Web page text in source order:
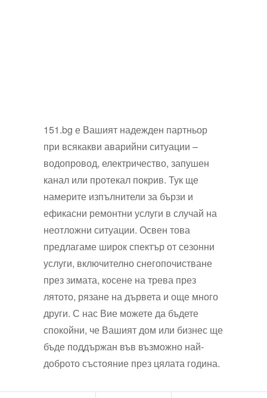
151.bg е Вашият надежден партньор
при всякакви аварийни ситуации –
водопровод, електричество, запушен
канал или протекал покрив. Тук ще
намерите изпълнители за бързи и
ефикасни ремонтни услуги в случай на
неотложни ситуации. Освен това
предлагаме широк спектър от сезонни
услуги, включително снегопочистване
през зимата, косене на трева през
лятото, рязане на дървета и още много
други. С нас Вие можете да бъдете
спокойни, че Вашият дом или бизнес ще
бъде поддържан във възможно най-
доброто състояние през цялата година.